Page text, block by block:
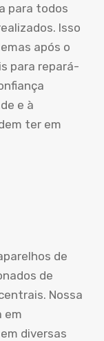
para todos
Isso
após o
para repará-
e à
ter em
de
de
Nossa
em
diversas